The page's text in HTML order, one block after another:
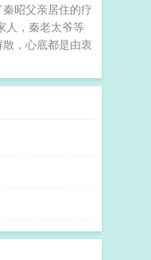
昭父亲居住的疗
人，秦老太爷等
，心底都是由衷